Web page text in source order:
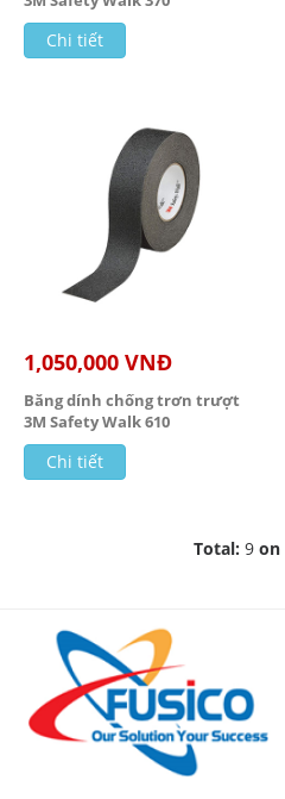
Chi tiết
1,050,000 VNĐ
Băng dính chống trơn trượt
3M Safety Walk 610
Chi tiết
Total: 9 on